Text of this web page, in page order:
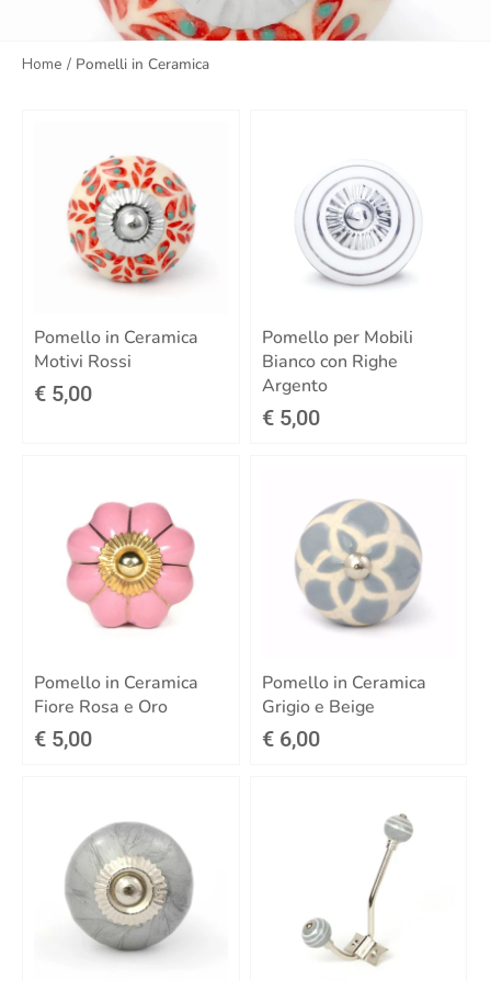
Home / Pomelli in Ceramica
Pomello in Ceramica
Motivi Rossi
€ 5,00
Pomello per Mobili
Bianco con Righe
Argento
€ 5,00
Pomello in Ceramica
Fiore Rosa e Oro
€ 5,00
Pomello in Ceramica
Grigio e Beige
€ 6,00